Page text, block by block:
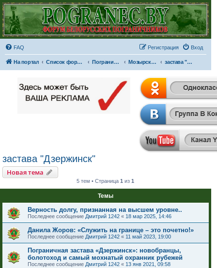
FAQ Вход
Регистрация
На портал Список форумов Пограничные отряды и части Мозырский пограничный отряд застава "Дзержинск"
застава "Дзержинск"
Новая тема
5 тем • Страница1 из1
Темы
Верность долгу, признанная на высшем уровне..
Последнее сообщение Дмитрий 1242 « 18 мар 2025, 14:46
Данила Жоров: «Служить на границе – это почетно!»
Последнее сообщение Дмитрий 1242 « 11 май 2023, 19:00
Пограничная застава «Дзержинск»: новобранцы,
болотоход и самый мохнатый охранник рубежей
Последнее сообщение Дмитрий 1242 « 13 янв 2021, 09:58